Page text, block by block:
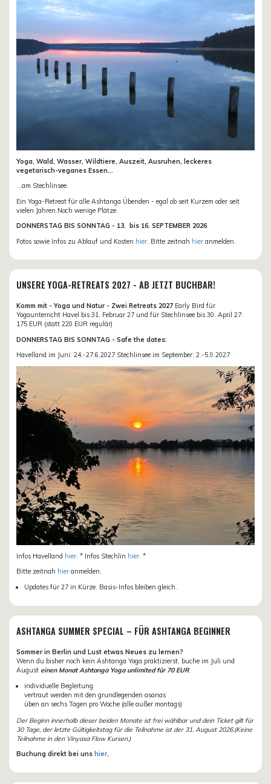
Yoga, Wald, Wasser, Wildtiere, Auszeit, Ausruhen, leckeres
vegetarisch-veganes Essen...
...am Stechlinsee.
Ein Yoga-Retreat für alle Ashtanga Übenden - egal ob seit Kurzem oder seit
vielen Jahren.Noch wenige Plätze.
DONNERSTAG BIS SONNTAG - 13. bis 16. SEPTEMBER 2026
Fotos sowie Infos zu Ablauf und Kosten hier . Bitte zeitnah hier anmelden.
UNSERE YOGA-RETREATS 2027 - AB JETZT BUCHBAR!
Komm mit - Yoga und Natur - Zwei Retreats 2027 Early Bird für
Yogaunterricht Havel bis 31. Februar 27 und für Stechlinsee bis 30. April 27:
175 EUR (statt 220 EUR regulär)
DONNERSTAG BIS SONNTAG - Safe the dates:
Havelland im Juni: 24.-27.6.2027 Stechlinsee im September: 2.-5.9.2027
Infos Havelland hier . * Infos Stechlin hier . *
Bitte zeitnah hier anmelden.
Updates für 27 in Kürze. Basis-Infos bleiben gleich.
ASHTANGA SUMMER SPECIAL – FÜR ASHTANGA BEGINNER
Sommer in Berlin und Lust etwas Neues zu lernen?
Wenn du bisher noch kein Ashtanga Yoga praktizierst, buche im Juli und
August einen Monat Ashtanga Yoga unlimited für 70 EUR.
individuelle Begleitung
vertraut werden mit den grundlegenden asanas
üben an sechs Tagen pro Woche (alle außer montags)
Der Beginn innerhalb dieser beiden Monate ist frei wählbar und dein Ticket gilt für
30 Tage, der letzte Gültigkeitstag für die Teilnahme ist der 31. August 2026.(Keine
Teilnahme in den Vinyasa Flow Kursen.)
Buchung direkt bei uns hier.